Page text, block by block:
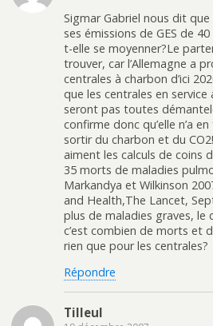
Sigmar Gabriel nous dit que
ses émissions de GES de 40
t-elle se moyenner?Le
trouver, car l’Allemagne a
centrales à charbon d’ici
que les centrales en
seront pas toutes
confirme donc qu’elle n’a
sortir du charbon et du
aiment les calculs de coins
35 morts de maladies
Markandya et Wilkinson
and Health,The Lancet,
plus de maladies graves, le
c’est combien de morts et
rien que pour les centrales?
Répondre
Tilleul